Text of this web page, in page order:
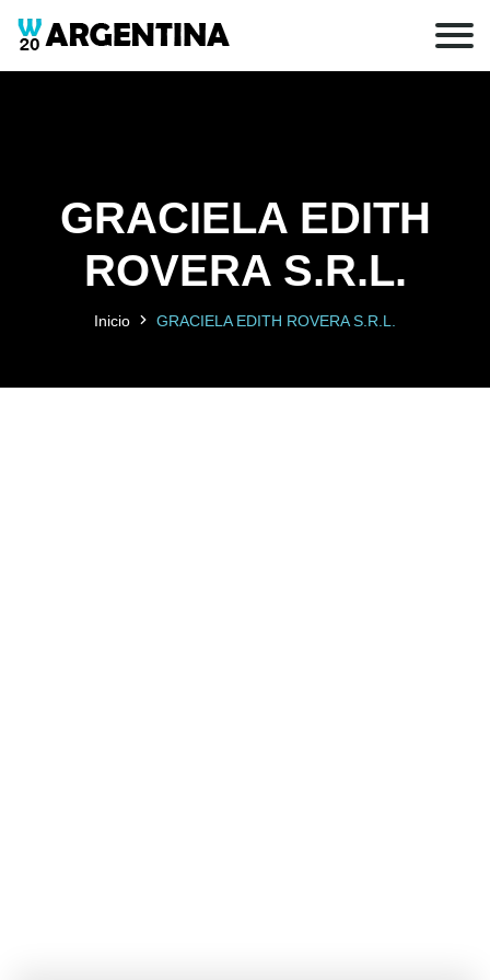
GRACIELA EDITH
ROVERA S.R.L.
Inicio GRACIELA EDITH ROVERA S.R.L.